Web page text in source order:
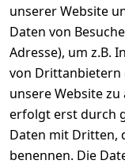
unserer Website
Daten von
Adresse), um z.B.
von Drittanbietern
unsere Website
erfolgt erst durch
Daten mit Dritten,
benennen. Die
Rechtliches
AGB
Impressum
Datenschutze